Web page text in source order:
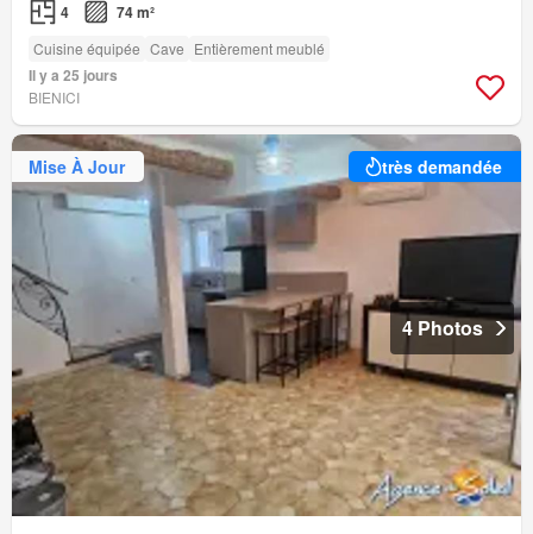
4 74 m²
Cuisine équipée Cave Entièrement meublé
Il y a 25 jours
BIENICI
Mise À Jour très demandée
4 Photos